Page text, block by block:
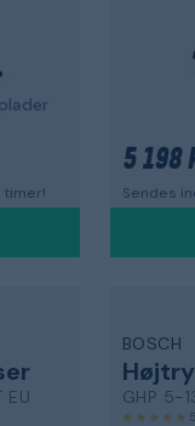
timer!
5 198
Sendes
EU
BOSCH
GHP 5-